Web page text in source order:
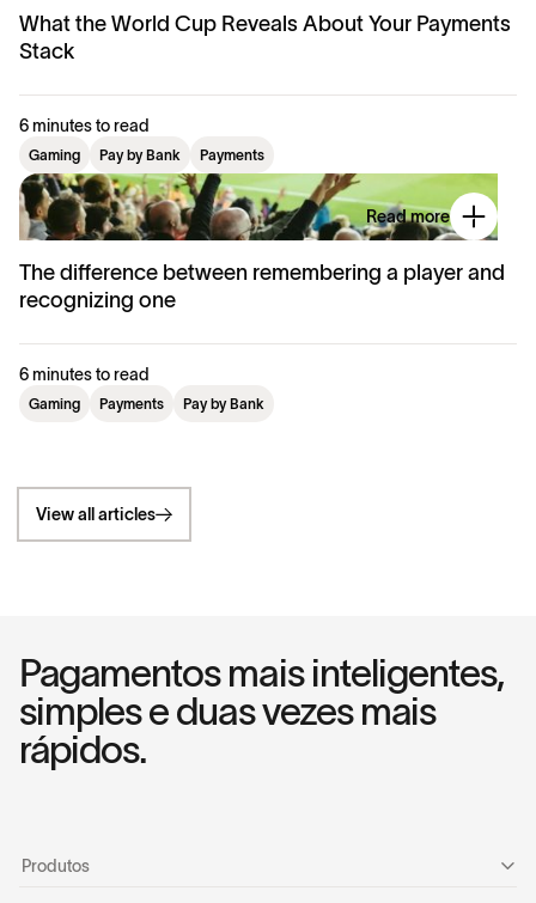
View all articles
What the World Cup Reveals About Your Payments
Stack
6 minutes to read
Gaming Pay by Bank Payments
Read more
The difference between remembering a player and
recognizing one
6 minutes to read
Gaming Payments Pay by Bank
Pagamentos mais inteligentes,
simples e duas vezes mais
rápidos.
Produtos